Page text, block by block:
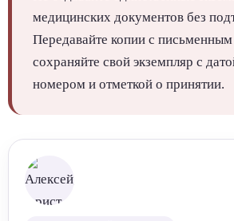
медицинских документов без
Передавайте копии с
сохраняйте свой экземпляр с
номером и отметкой о принятии.